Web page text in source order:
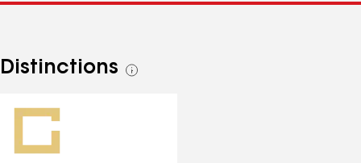
Distinctions
Voir